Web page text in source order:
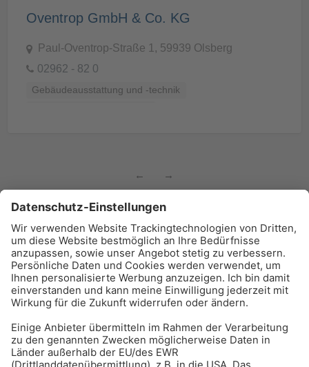
Oventrop GmbH & Co. KG
Paul-Oventrop-Straße 1, 59939 Olsberg
02962 - 82 0
Gebäudeausstattung und -technik
← →
BAU-Index Newsletter
Erhalten Sie regelmäßig Benachrichtigungen zu den
Zur Anmeldung